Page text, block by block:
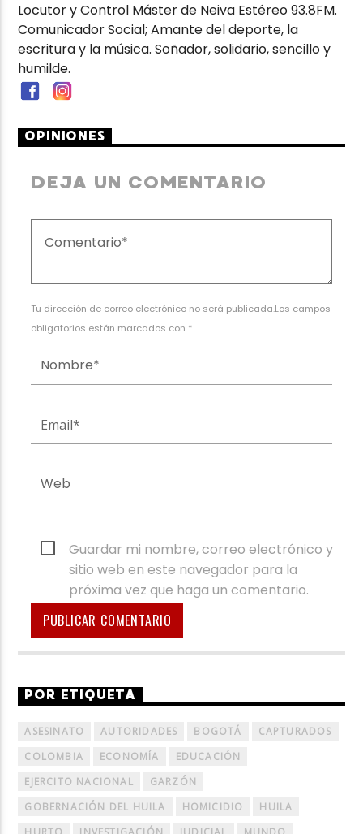
Locutor y Control Máster de Neiva Estéreo 93.8FM.
Comunicador Social; Amante del deporte, la
escritura y la música. Soñador, solidario, sencillo y
humilde.
OPINIONES
DEJA UN COMENTARIO
Tu dirección de correo electrónico no será publicada.Los campos
obligatorios están marcados con *
Guardar mi nombre, correo electrónico y
sitio web en este navegador para la
próxima vez que haga un comentario.
POR ETIQUETA
ASESINATO AUTORIDADES BOGOTÁ
CAPTURADOS
COLOMBIA
ECONOMÍA
EDUCACIÓN
EJERCITO NACIONAL
GARZÓN
GOBERNACIÓN DEL HUILA
HOMICIDIO
HUILA